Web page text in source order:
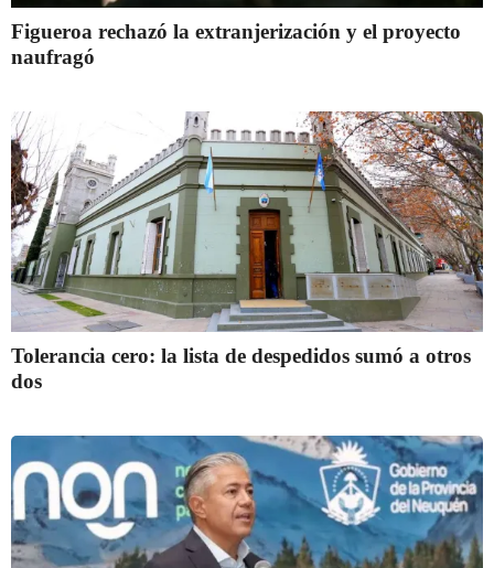
Figueroa rechazó la extranjerización y el proyecto
naufragó
Tolerancia cero: la lista de despedidos sumó a otros
dos